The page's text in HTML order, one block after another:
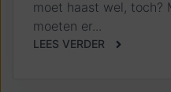
moet haast wel, toch?
moeten er...
LEES VERDER